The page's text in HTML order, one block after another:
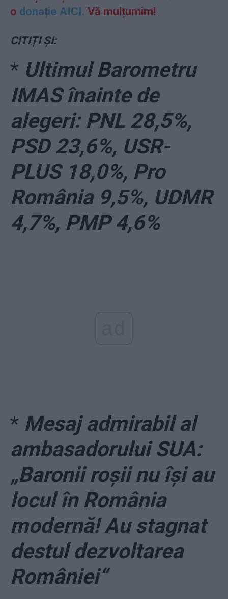
o donație AICI. Vă mulțumim!
CITIȚI ȘI:
* Ultimul Barometru
IMAS înainte de
alegeri: PNL 28,5%,
PSD 23,6%, USR-
PLUS 18,0%, Pro
România 9,5%, UDMR
4,7%, PMP 4,6%
* Mesaj admirabil al
ambasadorului SUA:
„Baronii roşii nu îşi au
locul în România
modernă! Au stagnat
destul dezvoltarea
României“